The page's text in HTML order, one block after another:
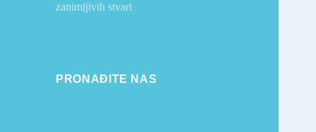
zanimljivih stvari
PRONAĐITE NAS